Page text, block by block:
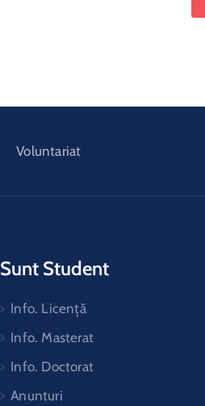
Voluntariat
Sunt Student
Info. Licență
Info. Masterat
Info. Doctorat
Anunturi